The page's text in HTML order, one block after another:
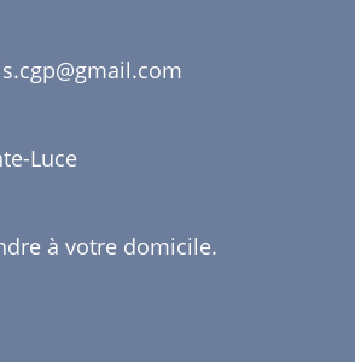
Luce
à votre domicile.